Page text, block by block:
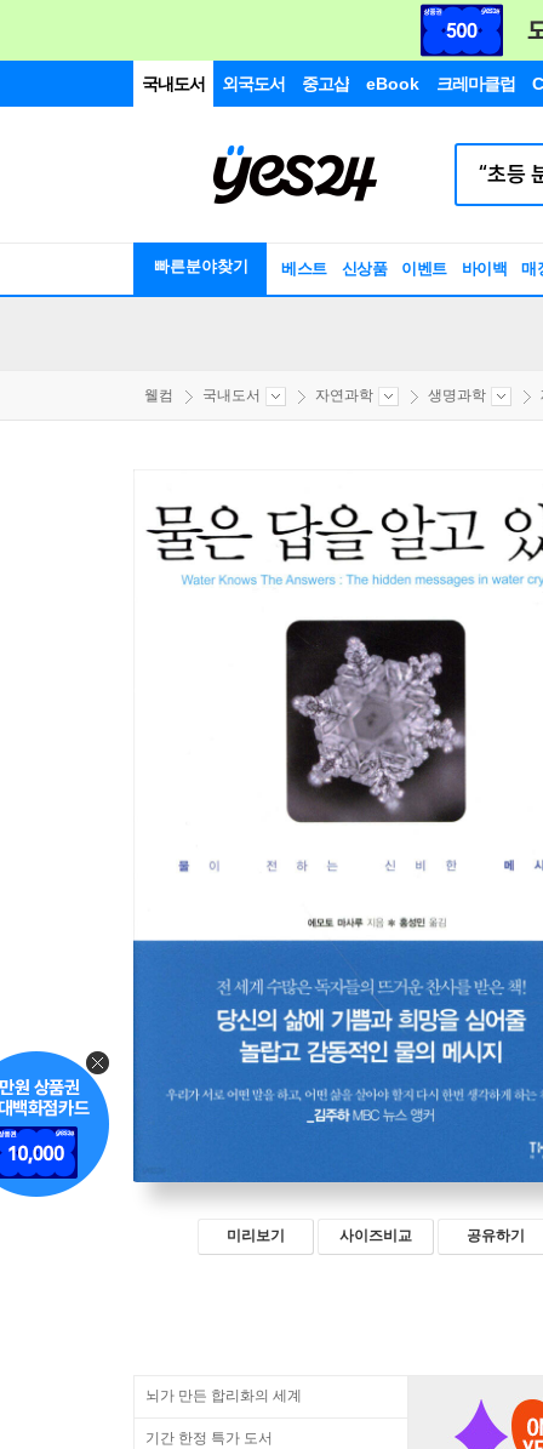
국내도서 외국도서 중고샵 eBook 크레마클럽
빠른분야찾기 베스트 신상품 이벤트 바이백 매
웰컴 국내도서 자연과학 생명과학
미리보기 사이즈비교 공유하기
뇌가 만든 합리화의 세계
기간 한정 특가 도서